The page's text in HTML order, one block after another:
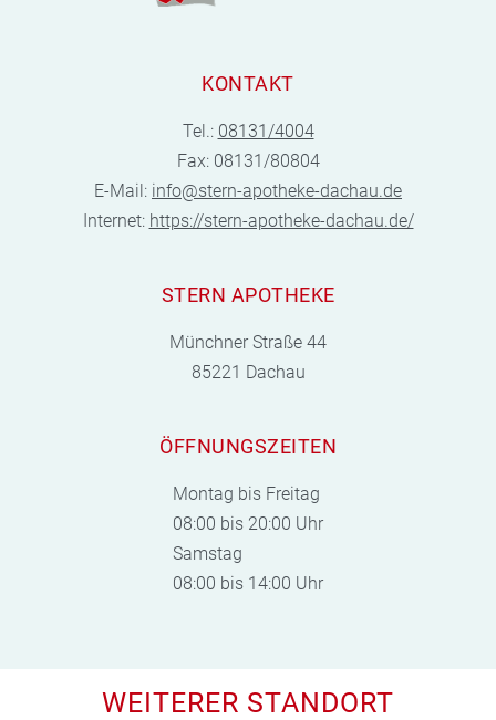
KONTAKT
Tel.: 08131/4004
Fax: 08131/80804
E-Mail: info@stern-apotheke-dachau.de
Internet: https://stern-apotheke-dachau.de/
STERN APOTHEKE
Münchner Straße 44
85221 Dachau
ÖFFNUNGSZEITEN
Montag bis Freitag
08:00 bis 20:00 Uhr
Samstag
08:00 bis 14:00 Uhr
WEITERER STANDORT